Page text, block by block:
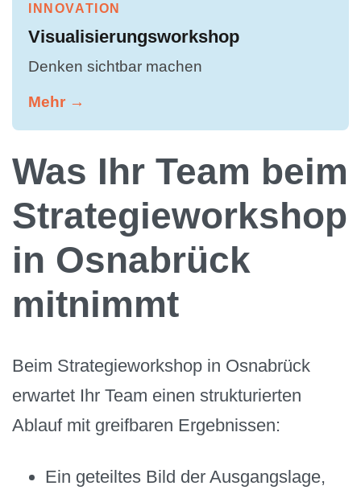
INNOVATION
Visualisierungsworkshop
Denken sichtbar machen
Mehr →
Was Ihr Team beim
Strategieworkshop
in Osnabrück
mitnimmt
Beim Strategieworkshop in Osnabrück
erwartet Ihr Team einen strukturierten
Ablauf mit greifbaren Ergebnissen:
Ein geteiltes Bild der Ausgangslage,